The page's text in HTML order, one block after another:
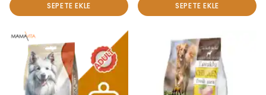
SEPETE EKLE SEPETE EKLE